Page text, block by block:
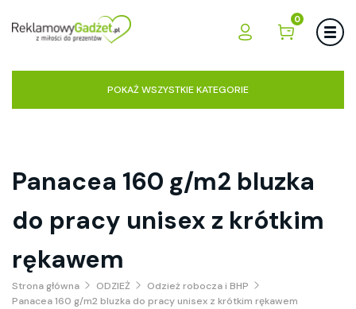
0
POKAŻ WSZYSTKIE KATEGORIE
Panacea 160 g/m2 bluzka
do pracy unisex z krótkim
rękawem
Strona główna ODZIEŻ
Odzież robocza i BHP
Panacea 160 g/m2 bluzka do pracy unisex z krótkim rękawem